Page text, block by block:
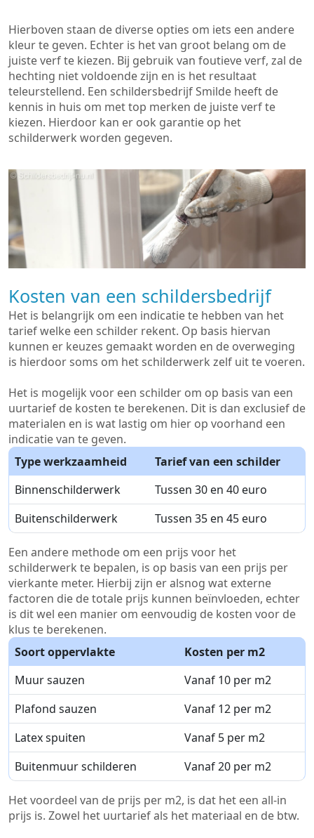
Hierboven staan de diverse opties om iets een andere
kleur te geven. Echter is het van groot belang om de
juiste verf te kiezen. Bij gebruik van foutieve verf, zal de
hechting niet voldoende zijn en is het resultaat
teleurstellend. Een schildersbedrijf Smilde heeft de
kennis in huis om met top merken de juiste verf te
kiezen. Hierdoor kan er ook garantie op het
schilderwerk worden gegeven.
Kosten van een schildersbedrijf
Het is belangrijk om een indicatie te hebben van het
tarief welke een schilder rekent. Op basis hiervan
kunnen er keuzes gemaakt worden en de overweging
is hierdoor soms om het schilderwerk zelf uit te voeren.
Het is mogelijk voor een schilder om op basis van een
uurtarief de kosten te berekenen. Dit is dan exclusief de
materialen en is wat lastig om hier op voorhand een
indicatie van te geven.
Type werkzaamheid
Tarief van een schilder
Binnenschilderwerk
Tussen 30 en 40 euro
Buitenschilderwerk
Tussen 35 en 45 euro
Een andere methode om een prijs voor het
schilderwerk te bepalen, is op basis van een prijs per
vierkante meter. Hierbij zijn er alsnog wat externe
factoren die de totale prijs kunnen beïnvloeden, echter
is dit wel een manier om eenvoudig de kosten voor de
klus te berekenen.
Soort oppervlakte
Kosten per m2
Muur sauzen
Vanaf 10 per m2
Plafond sauzen
Vanaf 12 per m2
Latex spuiten
Vanaf 5 per m2
Buitenmuur schilderen
Vanaf 20 per m2
Het voordeel van de prijs per m2, is dat het een all-in
prijs is. Zowel het uurtarief als het materiaal en de btw.